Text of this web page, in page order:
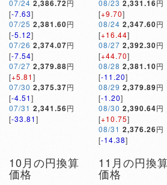
07/24 2,386.72円
[-7.63]
07/25 2,381.60円
[-5.12]
07/26 2,374.07円
[-7.54]
07/27 2,379.88円
[+5.81]
07/30 2,375.37円
[-4.51]
07/31 2,341.56円
[-33.81]
08/23 2,331.16円
[+9.70]
08/24 2,347.60円
[+16.44]
08/27 2,392.30円
[+44.70]
08/28 2,381.10円
[-11.20]
08/29 2,379.89円
[-1.20]
08/30 2,390.64円
[+10.75]
08/31 2,376.26円
[-14.38]
10月の円換算
価格
11月の円換
価格